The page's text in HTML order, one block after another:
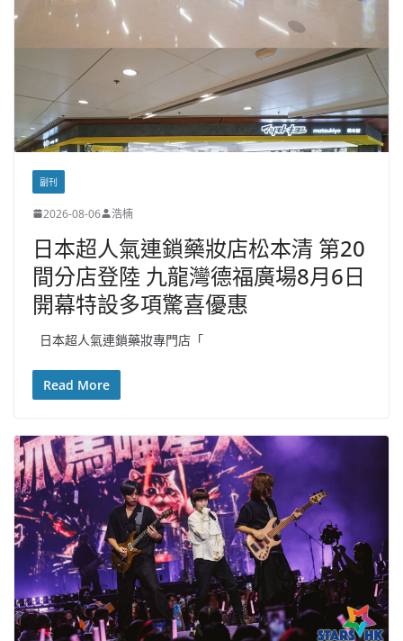
副刊
2026-08-06 浩楠
日本超人氣連鎖藥妝店松本清 第20
間分店登陸 九龍灣德福廣場8月6日
開幕特設多項驚喜優惠
日本超人氣連鎖藥妝專門店「
Read More